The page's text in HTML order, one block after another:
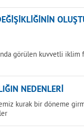
görülen kuvvetli iklim
NEDENLERİ
kurak bir döneme